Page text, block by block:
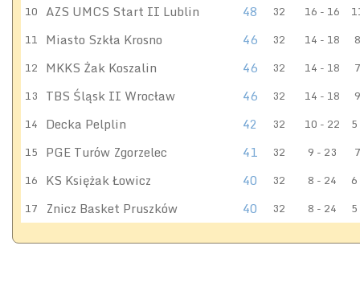
10 AZS UMCS Start II Lublin 48 32 16 - 16
11 Miasto Szkła Krosno 46 32 14 - 18
12 MKKS Żak Koszalin 46 32 14 - 18
13 TBS Śląsk II Wrocław 46 32 14 - 18
14 Decka Pelplin 42 32 10 - 22
15 PGE Turów Zgorzelec 41 32 9 - 23
16 KS Księżak Łowicz 40 32 8 - 24
17 Znicz Basket Pruszków 40 32 8 - 24